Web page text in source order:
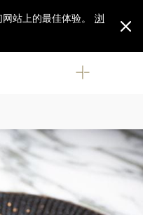
浏
站上的最佳体验。
浏